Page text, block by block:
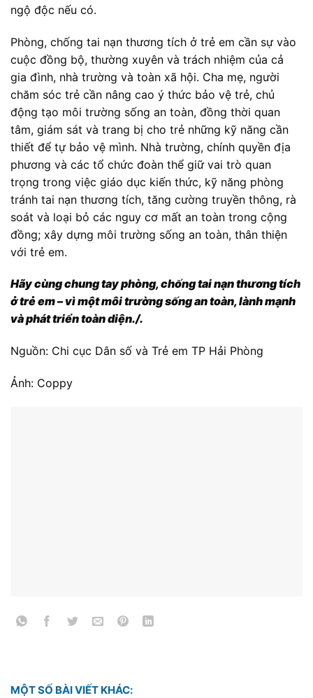
ngộ độc nếu có.
Phòng, chống tai nạn thương tích ở trẻ em cần sự vào
cuộc đồng bộ, thường xuyên và trách nhiệm của cả
gia đình, nhà trường và toàn xã hội. Cha mẹ, người
chăm sóc trẻ cần nâng cao ý thức bảo vệ trẻ, chủ
động tạo môi trường sống an toàn, đồng thời quan
tâm, giám sát và trang bị cho trẻ những kỹ năng cần
thiết để tự bảo vệ mình. Nhà trường, chính quyền địa
phương và các tổ chức đoàn thể giữ vai trò quan
trọng trong việc giáo dục kiến thức, kỹ năng phòng
tránh tai nạn thương tích, tăng cường truyền thông, rà
soát và loại bỏ các nguy cơ mất an toàn trong cộng
đồng; xây dựng môi trường sống an toàn, thân thiện
với trẻ em.
Hãy cùng chung tay phòng, chống tai nạn thương tích
ở trẻ em – vì một môi trường sống an toàn, lành mạnh
và phát triển toàn diện./.
Nguồn: Chi cục Dân số và Trẻ em TP Hải Phòng
Ảnh: Coppy
MỘT SỐ BÀI VIẾT KHÁC: